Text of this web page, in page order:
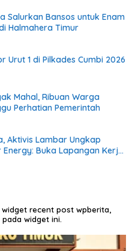
Salurkan Bansos untuk Enam
Halmahera Timur
Urut 1 di Pilkades Cumbi 2026
Mahal, Ribuan Warga
Perhatian Pemerintah
Aktivis Lambar Ungkap
Buka Lapangan Kerja
recent post wpberita,
widget ini.